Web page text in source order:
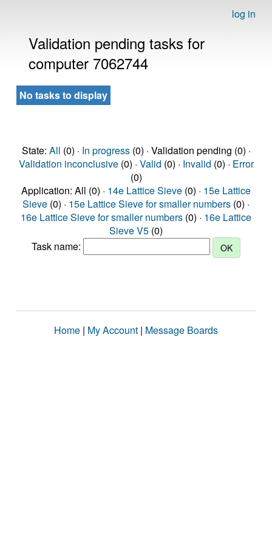
log in
Validation pending tasks for
computer 7062744
No tasks to display
State: All (0) · In progress(0) · Validation pending (0) ·
Validation inconclusive(0) · Valid (0) · Invalid (0) · Error
(0)
Application: All (0) · 14e Lattice Sieve (0) · 15e Lattice
Sieve (0) · 15e Lattice Sieve for smaller numbers (0) ·
16e Lattice Sieve for smaller numbers (0) · 16e Lattice
Sieve V5 (0)
Task name:
Home | My Account | Message Boards